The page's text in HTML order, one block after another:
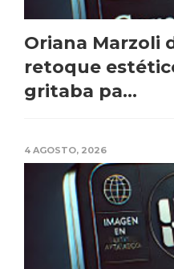
Oriana Marzoli
retoque
gritaba pa...
4 AGOSTO, 2026